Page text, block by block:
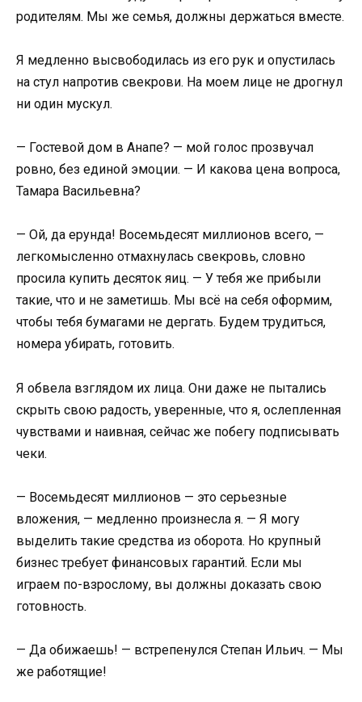
родителям. Мы же семья, должны держаться вместе.
Я медленно высвободилась из его рук и опустилась
на стул напротив свекрови. На моем лице не дрогнул
ни один мускул.
— Гостевой дом в Анапе? — мой голос прозвучал
ровно, без единой эмоции. — И какова цена вопроса,
Тамара Васильевна?
— Ой, да ерунда! Восемьдесят миллионов всего, —
легкомысленно отмахнулась свекровь, словно
просила купить десяток яиц. — У тебя же прибыли
такие, что и не заметишь. Мы всё на себя оформим,
чтобы тебя бумагами не дергать. Будем трудиться,
номера убирать, готовить.
Я обвела взглядом их лица. Они даже не пытались
скрыть свою радость, уверенные, что я, ослепленная
чувствами и наивная, сейчас же побегу подписывать
чеки.
— Восемьдесят миллионов — это серьезные
вложения, — медленно произнесла я. — Я могу
выделить такие средства из оборота. Но крупный
бизнес требует финансовых гарантий. Если мы
играем по-взрослому, вы должны доказать свою
готовность.
— Да обижаешь! — встрепенулся Степан Ильич. — Мы
же работящие!